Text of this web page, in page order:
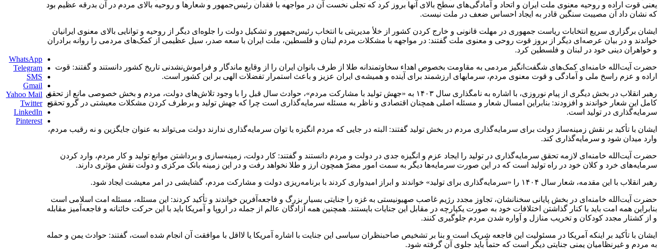
یعنی قوت اراده و روحیه معنوی ملت ایران و اتحاد و آمادگی‌های سطح بالای آنها بروز کرد که تجلی نخست آن در مواجهه با فقدان رئیس‌جمهور و شعارها و روحیه بالای مردم در آن بدرقه عظیم بود
که نشان داد آن مصیبت سنگین قادر به ایجاد احساس ضعف در ملت نیست.
ایشان برگزاری سریع انتخابات ریاست جمهوری در مهلت قانونی و خارج کردن کشور از خلأ مدیریتی با انتخاب رئیس‌جمهور و تشکیل دولت را جلوه‌ای دیگر از روحیه و توانایی بالای معنوی ایرانیان
خواندند و در بیان عرصه‌ای دیگر از بروز قوت روحی و معنوی ملت گفتند: در مواجهه با مشکلات مردم لبنان و فلسطین، ملت ایران با سعه صدر، سیل عظیمی از کمک‌های مردمی را روانه برادران
و خواهران دینی خود در لبنان و فلسطین کرد.
حضرت آیت‌الله خامنه‌ای کمک‌های شگفت‌انگیز مردمی به مقاومت بخصوص اهداء سخاوتمندانه طلا از طرف بانوان ایران را از وقایع ماندگار و فراموش‌نشدنی تاریخ کشور دانستند و گفتند: قوت
اراده و عزم راسخ ملی و آمادگی و قوت معنوی مردم، سرمایه‎ای ارزشمند برای آینده و همیشه‌ی ایران عزیز و باعث استمرار تفضلات الهی بر این کشور است.
رهبر انقلاب در بخش دیگری از پیام نوروزی، با اشاره به نامگذاری سال ۱۴۰۳ به «جهش تولید با مشارکت مردم»، حوادث سال قبل را با وجود تلاش‌های دولت، مردم و بخش خصوصی مانع از تحقق
کامل این شعار خواندند و افزودند: بنابراین امسال شعار و مسئله اصلی همچنان اقتصادی و ناظر به مسئله سرمایه‌گذاری است چرا که جهش تولید و برطرف کردن مشکلات معیشتی در گرو تحقق
سرمایه‌گذاری در تولید است.
ایشان با تأکید بر نقش زمینه‌ساز دولت برای سرمایه‌گذاری مردم در بخش تولید گفتند: البته در جایی که مردم انگیزه یا توان سرمایه‌گذاری ندارند دولت می‌تواند به عنوان جایگزین و نه رقیب مردم،
وارد میدان شود و سرمایه‌گذاری کند.
حضرت آیت‌الله خامنه‌ای لازمه تحقق سرمایه‌گذاری در تولید را ایجاد عزم و انگیزه جدی در دولت و مردم دانستند و گفتند: کار دولت، زمینه‌سازی و برداشتن موانع تولید و کار مردم، وارد کردن
سرمایه‌های خرد و کلان خود در راه تولید است که در این صورت سرمایه‌ها دیگر به سمت امور مضرّ همچون ارز و طلا نخواهد رفت و در این زمینه بانک مرکزی و دولت نقش مؤثری دارند.
رهبر انقلاب با این مقدمه، شعار سال ۱۴۰۴ را «سرمایه‌گذاری برای تولید» خواندند و ابراز امیدواری کردند با برنامه‌ریزی دولت و مشارکت مردم، گشایشی در امر معیشت ایجاد شود.
حضرت آیت‌الله خامنه‌ای در بخش پایانی سخنانشان، تجاوز مجدد رژیم غاصب صهیونیستی به غزه را جنایتی بسیار بزرگ و فاجعه‌آفرین خواندند و تأکید کردند: این مسئله، مسئله امت اسلامی است
بنابراین همه امت باید با کنار گذاشتن اختلافات خود به صورت یکپارچه در مقابل این جنایات بایستند. همچنین همه آزادگان عالم از جمله در اروپا و آمریکا باید با این حرکت خائنانه و فاجعه‌آمیز مقابله
و از کشتار مجدد کودکان و تخریب منازل و آواره شدن مردم جلوگیری کنند.
ایشان با تأکید بر اینکه آمریکا در مسئولیت این فاجعه شریک است و بنا بر تشخیص صاحبنظران سیاسی این جنایت با اشاره آمریکا یا لااقل با موافقت آن انجام شده است، گفتند: حوادث یمن و حمله
به مردم و غیرنظامیان یمنی جنایتی دیگر است که حتماً باید جلوی آن گرفته شود.
WhatsApp
Telegram
SMS
Gmail
Yahoo Mail
Twitter
LinkedIn
Pinterest